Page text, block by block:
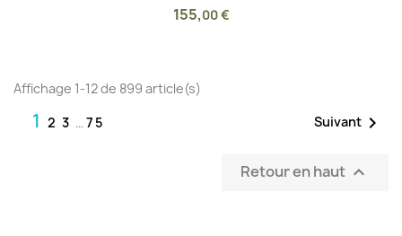
155,00 €
Affichage 1-12 de 899 article(s)
1 2 3 … 75 Suivant 
Retour en haut 